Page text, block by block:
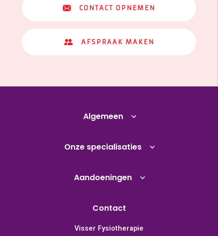
CONTACT OPNEMEN
AFSPRAAK MAKEN
Algemeen
Onze specialisaties
Aandoeningen
Contact
Visser Fysiotherapie